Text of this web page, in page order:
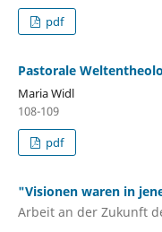
pdf
Pastorale
Maria Widl
108-109
pdf
"Visionen waren in
Arbeit an der Zukunft